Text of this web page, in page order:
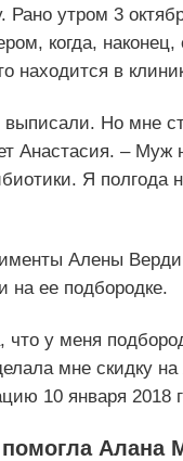
Рано утром 3
когда,
находится в
Но мне
Анастасия. – Муж
Я полгода
Алены
на ее подбородке.
у меня
мне скидку
10 января 2018
Алана